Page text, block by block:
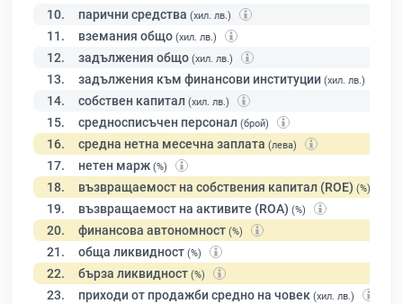
10. парични средства (хил. лв.)
11. вземания общо (хил. лв.)
12. задължения общо (хил. лв.)
13. задължения към финансови институции (хил. лв.)
14. собствен капитал (хил. лв.)
15. средносписъчен персонал (брой)
16. средна нетна месечна заплата (лева)
17. нетен марж (%)
18. възвращаемост на собствения капитал (ROE) (%)
19. възвращаемост на активите (ROA) (%)
20. финансова автономност (%)
21. обща ликвидност (%)
22. бърза ликвидност (%)
23. приходи от продажби средно на човек (хил. лв.)